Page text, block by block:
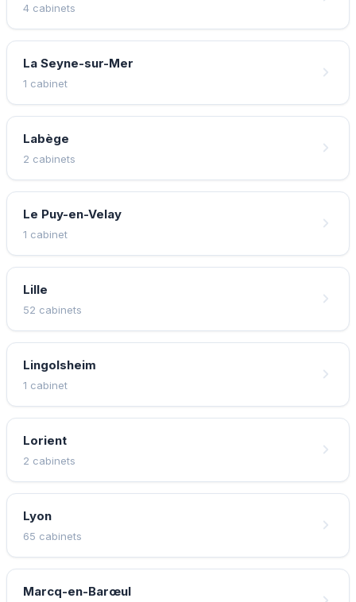
4 cabinets
La Seyne-sur-Mer
1 cabinet
Labège
2 cabinets
Le Puy-en-Velay
1 cabinet
Lille
52 cabinets
Lingolsheim
1 cabinet
Lorient
2 cabinets
Lyon
65 cabinets
Marcq-en-Barœul